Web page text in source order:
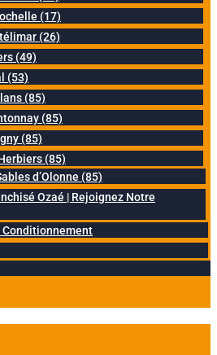
(17)
(26)
(49)
(53)
(85)
(85)
(85)
(85)
d’Olonne (85)
Ozaé | Rejoignez Notre
Conditionnement